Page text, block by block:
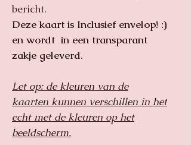
bericht.
Deze kaart is Inclusief envelop! :)
en wordt in een transparant
zakje geleverd.
Let op: de kleuren van de
kaarten kunnen verschillen in het
echt met de kleuren op het
beeldscherm.